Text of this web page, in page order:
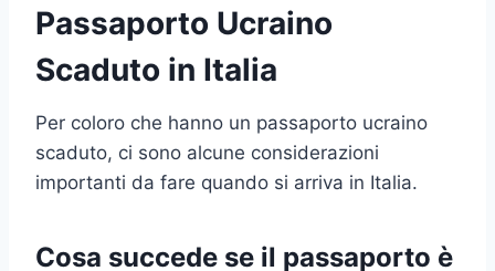
Passaporto Ucraino
Scaduto in Italia
Per coloro che hanno un passaporto ucraino
scaduto, ci sono alcune considerazioni
importanti da fare quando si arriva in Italia.
Cosa succede se il passaporto è